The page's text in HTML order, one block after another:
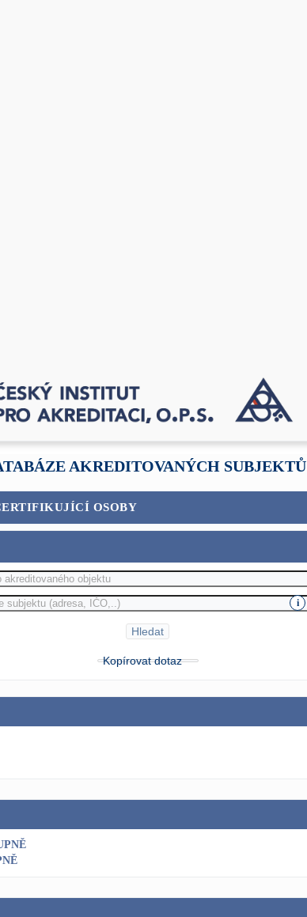
AKREDITOVANÝCH SUBJEKTŮ
OSOBY
i
Hledat
Kopírovat dotaz